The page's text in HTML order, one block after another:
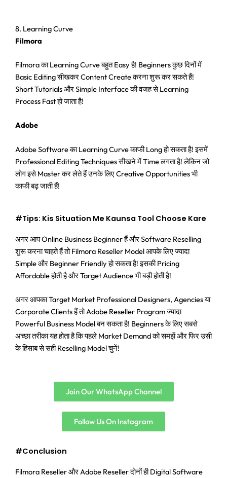
8. Learning Curve
Filmora
Filmora का Learning Curve बहुत Easy है! Beginners कुछ दिनों में
Basic Editing सीखकर Content Create करना शुरू कर सकते हैं!
Short Tutorials और Simple Interface की वजह से Learning
Process Fast हो जाता है!
Adobe
Adobe Software का Learning Curve काफी Long हो सकता है! इसमें
Professional Editing Techniques सीखने में Time लगता है! लेकिन जो
लोग इसे Master कर लेते हैं उनके लिए Creative Opportunities भी
काफी बढ़ जाती हैं!
#Tips: Kis Situation Me Kaunsa Tool Choose Kare
अगर आप Online Business Beginner हैं और Software Reselling
शुरू करना चाहते हैं तो Filmora Reseller Model आपके लिए ज्यादा
Simple और Beginner Friendly हो सकता है! इसकी Pricing
Affordable होती है और Target Audience भी बड़ी होती है!
अगर आपका Target Market Professional Designers, Agencies या
Corporate Clients हैं तो Adobe Reseller Program ज्यादा
Powerful Business Model बन सकता है! Beginners के लिए सबसे
अच्छा तरीका यह होता है कि पहले Market Demand को समझें और फिर उसी
के हिसाब से सही Reselling Model चुनें!
Join Our WhatsApp Channel
Follow Us On Instagram
#Conclusion
Filmora Reseller और Adobe Reseller दोनों ही Digital Software